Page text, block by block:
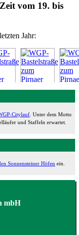
vom 19. bis
Jahr:
Citylauf . Unter dem Motto
und Staffeln erwartet.
Sonnensteiner Höfen ein.
mbH